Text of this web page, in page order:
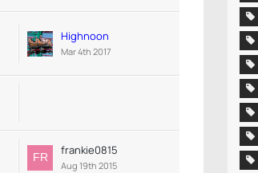
Highnoon
Mar 4th 2017
frankie0815
Aug 19th 2015